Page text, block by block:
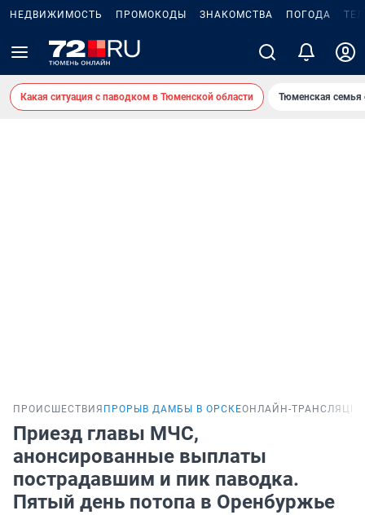
НЕДВИЖИМОСТЬ ПРОМОКОДЫ ЗНАКОМСТВА ПОГОДА
Какая ситуация с паводком в Тюменской области Тюменская семья
ПРОИСШЕСТВИЯ ПРОРЫВ ДАМБЫ В ОРСКЕОНЛАЙН-ТРАНСЛЯЦИЯ
Приезд главы МЧС,
анонсированные выплаты
пострадавшим и пик паводка.
Пятый день потопа в Оренбуржье